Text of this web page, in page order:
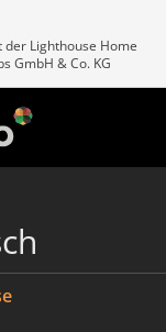
Lighthouse Home
GmbH & Co. KG